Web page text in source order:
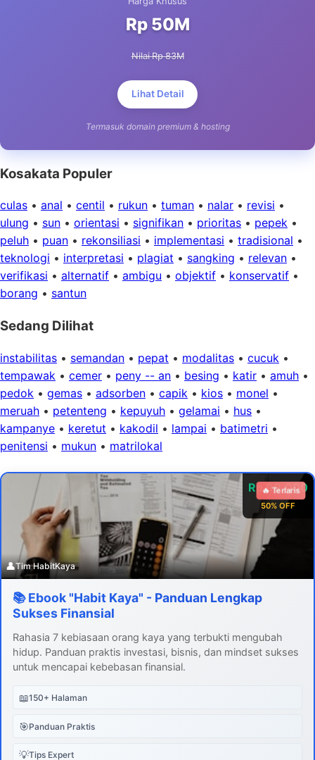
Rp 50M
Nilai Rp 83M
Lihat Detail
Termasuk domain premium & hosting
Kosakata Populer
culas • anal • centil • rukun • tuman • nalar • revisi •
ulung • sun • orientasi • signifikan • prioritas • pepek •
peluh • puan • rekonsiliasi • implementasi • tradisional •
teknologi • interpretasi • plagiat • sangking • relevan •
verifikasi • alternatif • ambigu • objektif • konservatif •
borang • santun
Sedang Dilihat
instabilitas • semandan • pepat • modalitas • cucuk •
tempawak • cemer • peny -- an • besing • katir • amuh •
pedok • gemas • adsorben • capik • kios • monel •
meruah • petenteng • kepuyuh • gelamai • hus •
kampanye • keretut • kakodil • lampai • batimetri •
penitensi • mukun • matrilokal
Rp 99.000
50% OFF
🔥 Terlaris
👤Tim HabitKaya
📚 Ebook "Habit Kaya" - Panduan Lengkap
Sukses Finansial
Rahasia 7 kebiasaan orang kaya yang terbukti mengubah
hidup. Panduan praktis investasi, bisnis, dan mindset sukses
untuk mencapai kebebasan finansial.
📖150+ Halaman
🎯Panduan Praktis
💡Tips Expert